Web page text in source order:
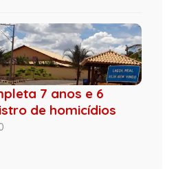
7 anos e 6
de homicídios